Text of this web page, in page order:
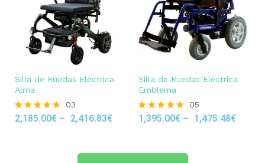
Silla de Ruedas Eléctrica
Alma
Rated
03
2,185.00€ – 2,416.83€
Silla de Ruedas Eléctrica
Emblema
Rated
05
1,395.00€ – 1,475.48€